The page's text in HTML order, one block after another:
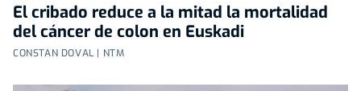
El cribado reduce a la mitad la mortalidad
del cáncer de colon en Euskadi
CONSTAN DOVAL | NTM